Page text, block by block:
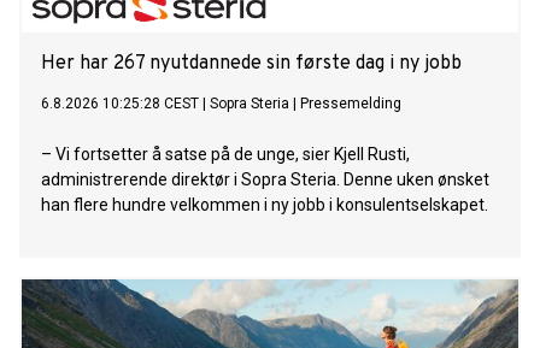
Her har 267 nyutdannede sin første dag i ny jobb
6.8.2026 10:25:28 CEST Sopra Steria Pressemelding
– Vi fortsetter å satse på de unge, sier Kjell Rusti,
administrerende direktør i Sopra Steria. Denne uken ønsket
han flere hundre velkommen i ny jobb i konsulentselskapet.